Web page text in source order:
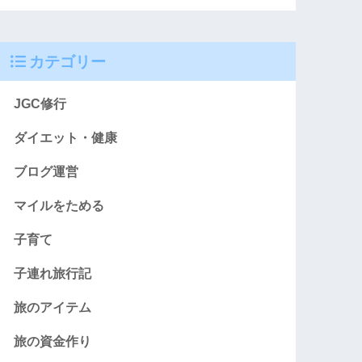
カテゴリー
JGC修行
ダイエット・健康
ブログ運営
マイルをためる
子育て
子連れ旅行記
旅のアイテム
旅の資金作り